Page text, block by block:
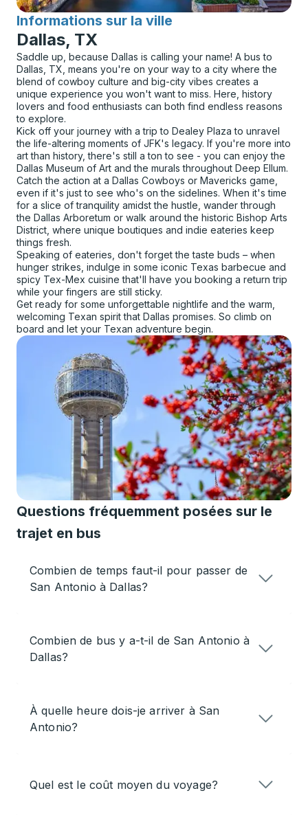
Informations sur la ville
pour
Dallas, TX
Saddle up, because Dallas is calling your name! A bus to
Dallas, TX, means you're on your way to a city where the
blend of cowboy culture and big-city vibes creates a
unique experience you won't want to miss. Here, history
lovers and food enthusiasts can both find endless reasons
to explore.
Kick off your journey with a trip to Dealey Plaza to unravel
the life-altering moments of JFK's legacy. If you're more into
art than history, there's still a ton to see - you can enjoy the
Dallas Museum of Art and the murals throughout Deep Ellum.
Catch the action at a Dallas Cowboys or Mavericks game,
even if it's just to see who's on the sidelines. When it's time
for a slice of tranquility amidst the hustle, wander through
the Dallas Arboretum or walk around the historic Bishop Arts
District, where unique boutiques and indie eateries keep
things fresh.
Speaking of eateries, don't forget the taste buds – when
hunger strikes, indulge in some iconic Texas barbecue and
spicy Tex-Mex cuisine that'll have you booking a return trip
while your fingers are still sticky.
Get ready for some unforgettable nightlife and the warm,
welcoming Texan spirit that Dallas promises. So climb on
board and let your Texan adventure begin.
Questions fréquemment posées sur le
trajet en bus
Combien de temps faut-il pour passer de
San Antonio à Dallas?
Combien de bus y a-t-il de San Antonio à
Dallas?
À quelle heure dois-je arriver à San
Antonio?
Quel est le coût moyen du voyage?